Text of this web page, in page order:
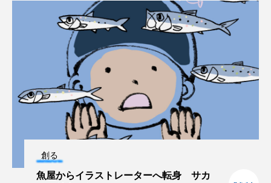
生きた化石 生態 生態系 生物多様性
田んぼ 甲殻類 発酵食品
相模川 磯焼け
磯遊び 神戸須磨シーワールド
私の好きなサカナたち 絶滅危惧種
絶滅種
創る
魚屋からイラストレーターへ転身 サカ